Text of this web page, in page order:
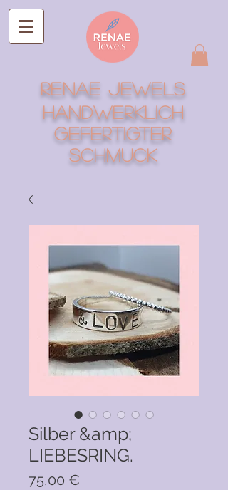
RENAE Jewels
Handwerklich
gefertigter
Schmuck
Silber &amp;
LIEBESRING.
75,00 €